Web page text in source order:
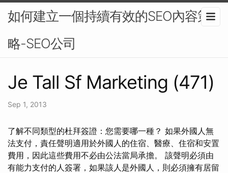
如何建立一個持續有效的SEO內容策
略-SEO公司
Je Tall Sf Marketing (471)
Sep 1, 2013
了解不同類型的杜拜簽證：您需要哪一種？ 如果外國人無
法支付，責任聲明適用於外國人的住宿、醫療、住宿和安置
費用，因此這些費用不必由公法當局承擔。 該聲明必須由
有能力支付的人簽署，如果該人是外國人，則必須擁有居留